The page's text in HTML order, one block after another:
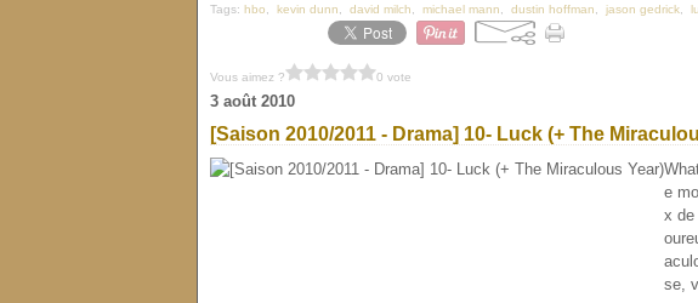
Tags: hbo kevin dunn david milch michael mann dustin hoffman jason gedrick
Vous aimez ? 0 vote
3 août 2010
[Saison 2010/2011 - Drama] 10- Luck (+ The
e
x de
se,